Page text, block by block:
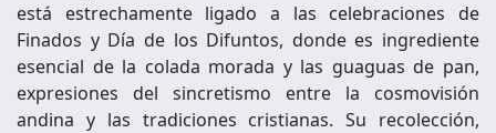
está estrechamente ligado a las celebraciones de
Finados y Día de los Difuntos, donde es ingrediente
esencial de la colada morada y las guaguas de pan,
expresiones del sincretismo entre la cosmovisión
andina y las tradiciones cristianas. Su recolección,